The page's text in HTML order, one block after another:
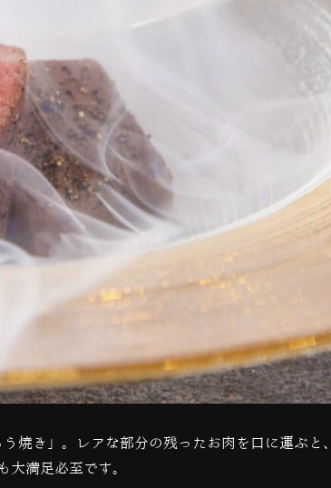
焼き」。レアな部分の残ったお肉を口に運ぶと、
満足必至です。